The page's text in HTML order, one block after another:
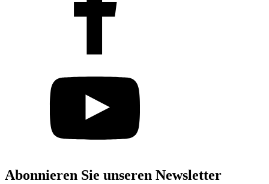
Abonnieren Sie unseren Newsletter